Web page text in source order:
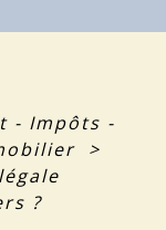
- Impôts -
>
?